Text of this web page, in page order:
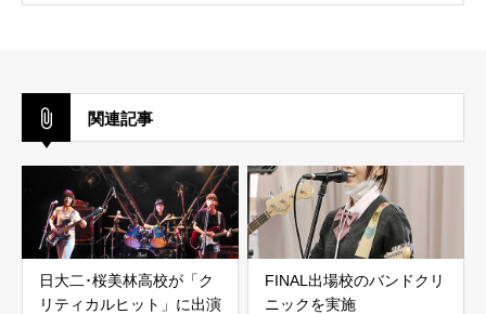
関連記事
日大二･桜美林高校が「ク
リティカルヒット」に出演
FINAL出場校のバンドクリ
ニックを実施